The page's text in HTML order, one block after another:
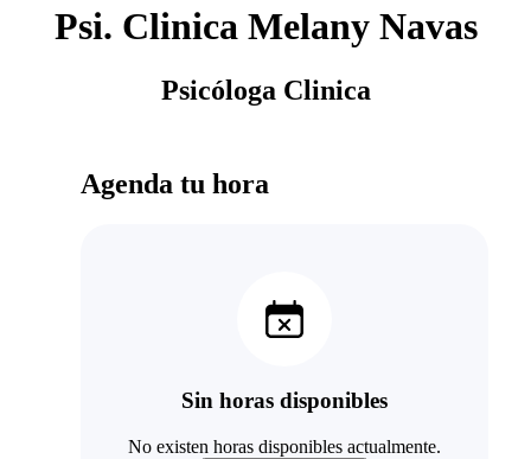
Psi. Clinica Melany Navas
Psicóloga Clinica
Agenda tu hora
Sin horas disponibles
No existen horas disponibles actualmente.